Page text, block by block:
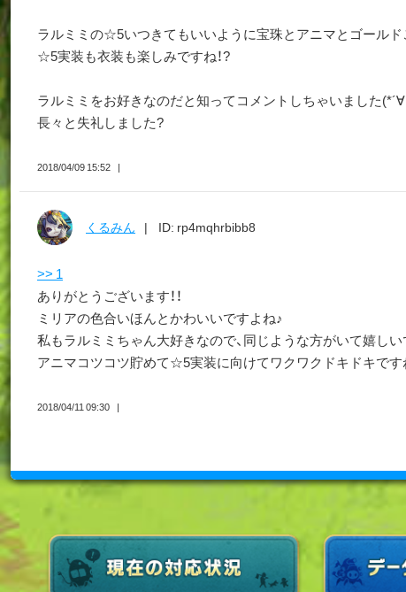
ラルミミの☆5いつきてもいいように宝珠とアニマとゴールド
☆5実装も衣装も楽しみですね！?
ラルミミをお好きなのだと知ってコメントしちゃいました
長々と失礼しました?
2018/04/09 15:52
くるみん ID: rp4mqhrbibb8
>> 1
ありがとうございます！！
ミリアの色合いほんとかわいいですよね♪
私もラルミミちゃん大好きなので、同じような方がいて嬉しい
アニマコツコツ貯めて☆5実装に向けてワクワクドキドキです
2018/04/11 09:30